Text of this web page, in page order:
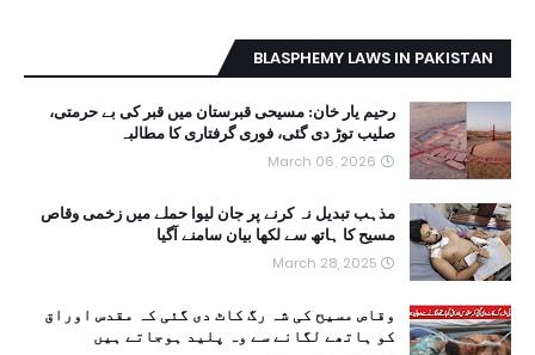
BLASPHEMY LAWS IN PAKISTAN
رحیم یار خان: مسیحی قبرستان میں قبر کی بے حرمتی،
صلیب توڑ دی گئی، فوری گرفتاری کا مطالبہ
March 06, 2026
مذہب تبدیل نہ کرنے پر جان لیوا حملے میں زخمی وقاص
مسیح کا ہاتھ سے لکھا بیان سامنے آگیا
March 28, 2025
وقاص مسیح کی شہ رگ کاٹ دی گئی کہ مقدس اوراق
کو ہاتھے لگانے سے وہ پلید ہوجاتے ہیں